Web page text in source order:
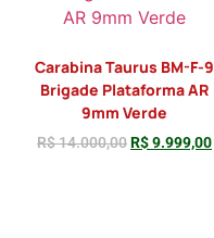
Carabina Taurus BM-F-9
Brigade Plataforma AR
9mm Verde
R$14.000,00R$9.999,00